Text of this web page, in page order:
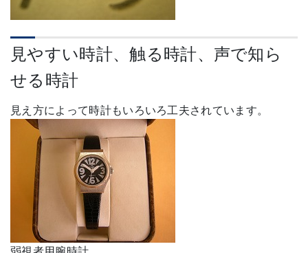
見やすい時計、触る時計、声で知ら
せる時計
見え方によって時計もいろいろ工夫されています。